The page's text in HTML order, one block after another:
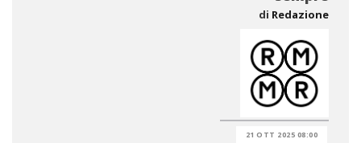
di Redazione
21 OTT 2025 08:00